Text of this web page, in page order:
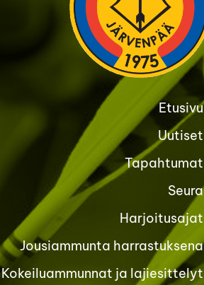
Etusivu
Uutiset
Tapahtumat
Seura
Harjoitusajat
Jousiammunta harrastuksena
Kokeiluammunnat ja lajiesittelyt